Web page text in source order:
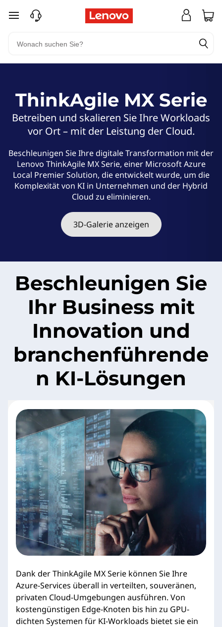
h
g
M
zum Hauptinhalt springen
ThinkAgile MX Serie
Betreiben und skalieren Sie Ihre Workloads
vor Ort – mit der Leistung der Cloud.
Beschleunigen Sie Ihre digitale Transformation mit der
Lenovo ThinkAgile MX Serie, einer Microsoft Azure
Local Premier Solution, die entwickelt wurde, um die
Komplexität von KI in Unternehmen und der Hybrid
Cloud zu eliminieren.
3D-Galerie anzeigen
Beschleunigen Sie
Ihr Business mit
Innovation und
branchenführende
n KI-Lösungen
Dank der ThinkAgile MX Serie können Sie Ihre
Azure-Services überall in verteilten, souveränen,
privaten Cloud-Umgebungen ausführen. Von
kostengünstigen Edge-Knoten bis hin zu GPU-
dichten Systemen für KI-Workloads bietet sie ein